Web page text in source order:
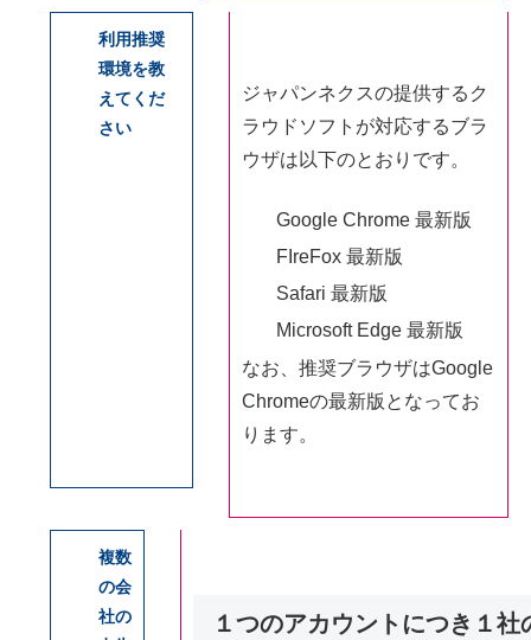
利用推奨
環境を教
えてくだ
さい
ジャパンネクスの提供するク
ラウドソフトが対応するブラ
ウザは以下のとおりです。
Google Chrome 最新版
FIreFox 最新版
Safari 最新版
Microsoft Edge 最新版
なお、推奨ブラウザはGoogle
Chromeの最新版となってお
ります。
複数
の会
社の
１つのアカウントにつき１社